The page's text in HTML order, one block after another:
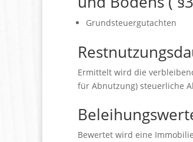
Grundsteuergutachten
Ermittelt wird die
für Abnutzung) steuerliche
Bewertet wird eine